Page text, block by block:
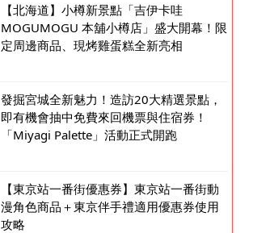
【北海道】小樽新景點「吉伊卡哇
MOGUMOGU 本舖小樽店」盛大開幕！限
定周邊商品、現烤雞蛋糕全新亮相
發掘宮城全新魅力！造訪20大精選景點，
即有機會抽中免費來回機票與住宿券！
「Miyagi Palette」活動正式開跑
【東京站一番街優惠券】東京站一番街動
漫角色商品＋東京伴手禮適用優惠券使用
攻略